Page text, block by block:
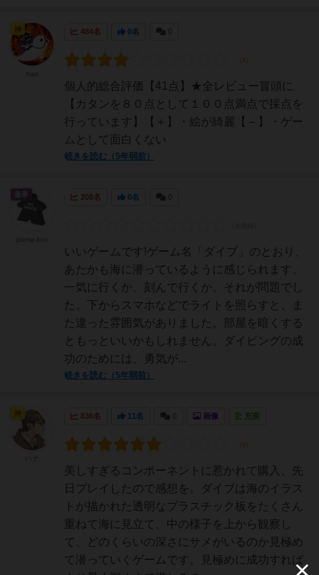
484名 0名
個人的総合評価【41点】★全レビュー冒頭に
【カタンを８０点として１００点満点で採点を
行っています】【＋】・絵が綺麗【－】・ゲー
ムとして面白くない
続きを読む（5年弱前）
神
208名 0名
いいゲームです!ゲーム名「ダイブ」のとおり、
あたかも海に潜っているように感じられます。
一気に行くか、刻んで行くか。それが問題でし
た。下からスマホなどでライトを照らすと、ま
た違った雰囲気がありました。部屋を暗くする
ともっといいかもしれません。ダイビングの成
功のためには、勇気が...
続きを読む（5年弱前）
836名 11名 画像 充実
美しすぎるコンポーネントに惹かれて購入、先
日プレイしたので感想を。ダイブは海のイラス
トが描かれた透明なプラスチック板をたくさん
重ねて海に見立て、中の様子を上から観察し
て、どのくらいの深さにサメがいるのか見極め
て潜っていくゲームです。見極めに成功すれば